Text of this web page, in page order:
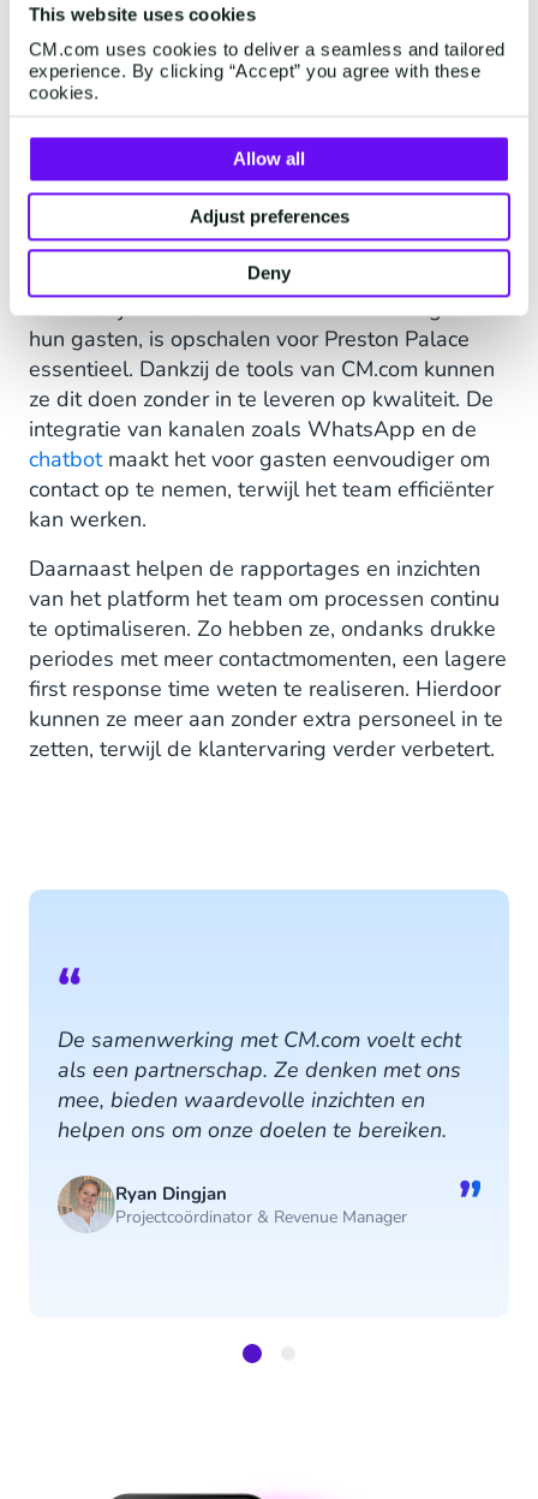
This website uses cookies
CM.com uses cookies to deliver a seamless and tailored
experience. By clicking “Accept” you agree with these
cookies.
Allow all
Adjust preferences
Deny
Ook na de implementatie blijft Preston Palace
investeren in training en begeleiding om de
kwaliteit te waarborgen en de tools optimaal te
benutten.
Waarom opschalen
essentieel is
Om te blijven voldoen aan de verwachtingen van
hun gasten, is opschalen voor Preston Palace
essentieel. Dankzij de tools van CM.com kunnen
ze dit doen zonder in te leveren op kwaliteit. De
integratie van kanalen zoals WhatsApp en de
chatbotmaakt het voor gasten eenvoudiger om
contact op te nemen, terwijl het team efficiënter
kan werken.
Daarnaast helpen de rapportages en inzichten
van het platform het team om processen continu
te optimaliseren. Zo hebben ze, ondanks drukke
periodes met meer contactmomenten, een lagere
first response time weten te realiseren. Hierdoor
kunnen ze meer aan zonder extra personeel in te
zetten, terwijl de klantervaring verder verbetert.
“
De samenwerking met CM.com voelt echt
als een partnerschap. Ze denken met ons
mee, bieden waardevolle inzichten en
helpen ons om onze doelen te bereiken.
Ryan Dingjan
Projectcoördinator & Revenue Manager ”